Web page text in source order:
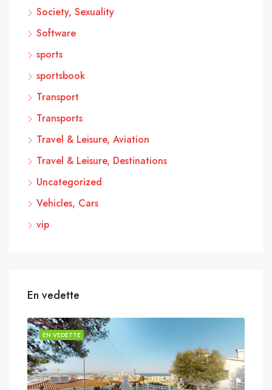
Society, Sexuality
Software
sports
sportsbook
Transport
Transports
Travel & Leisure, Aviation
Travel & Leisure, Destinations
Uncategorized
Vehicles, Cars
vip
En vedette
EN VEDETTE